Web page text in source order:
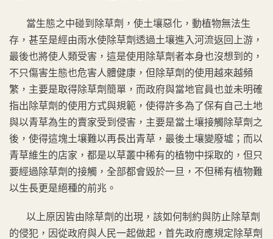
當生態之中碰到除草劑，使土壤惡化，動植物無法生
存，甚至是經由雨水使除草劑透過土壤進入河流返回上游，
最後也將使人類受害，這是使用除草劑者本身也沒想到的，
不只傷害生態也危害人體健康，但除草劑的使用越來越頻
繁，主要是取得除草劑簡單，而政府與當地官員也並未明確
指出除草劑的使用方式與規範，使得許多為了保有自己土地
與以青草為生的賣家受到侵害，主要是當土壤接觸除草劑之
後，使得這塊土壤難以再長出青草，最後土壤變廢墟；而以
青草維生的店家，都是以草叢中稀有的植物中採取的，但只
要經過除草劑的接觸，全部都會毀於一旦，不但稀有植物難
以生長更是絕種的前兆。
以上原因皆由除草劑的出現，該如何制約與防止除草劑
的侵犯，因從政府與人民一起做起，首先政府應規定除草劑